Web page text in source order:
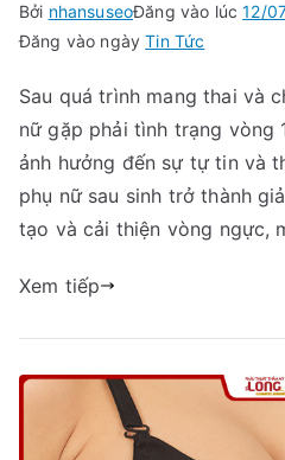
Bởi nhansuseoĐăng vào lúc12/
Đăng vào ngàyTin Tức
Sau quá trình mang thai và
nữ gặp phải tình trạng vòng
ảnh hưởng đến sự tự tin và
phụ nữ sau sinh trở thành
tạo và cải thiện vòng ngực,
Xem tiếp